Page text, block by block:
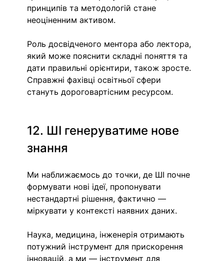
принципів та методологій стане
неоціненним активом.
Роль досвідченого ментора або лектора,
який може пояснити складні поняття та
дати правильні орієнтири, також зросте.
Справжні фахівці освітньої сфери
стануть дороговартісним ресурсом.
12. ШІ генеруватиме нове
знання
Ми наближаємось до точки, де ШІ почне
формувати нові ідеї, пропонувати
нестандартні рішення, фактично —
міркувати у контексті наявних даних.
Наука, медицина, інженерія отримають
потужний інструмент для прискорення
інновацій, а ми — інструмент для